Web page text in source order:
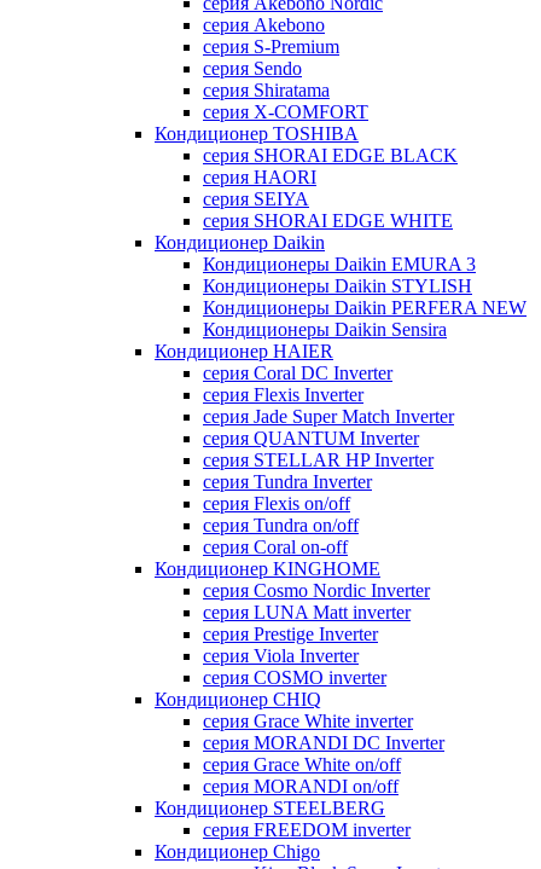
серия Akebono
серия S-Premium
серия Sendo
серия Shiratama
серия X-COMFORT
Кондиционер TOSHIBA
серия SHORAI EDGE BLACK
серия HAORI
серия SEIYA
серия SHORAI EDGE WHITE
Кондиционер Daikin
Кондиционеры Daikin EMURA 3
Кондиционеры Daikin STYLISH
Кондиционеры Daikin PERFERA NEW
Кондиционеры Daikin Sensira
Кондиционер HAIER
серия Coral DC Inverter
серия Flexis Inverter
серия Jade Super Match Inverter
серия QUANTUM Inverter
серия STELLAR HP Inverter
серия Tundra Inverter
серия Flexis on/off
серия Tundra on/off
серия Coral on-off
Кондиционер KINGHOME
серия Cosmo Nordic Inverter
серия LUNA Matt inverter
серия Prestige Inverter
серия Viola Inverter
серия COSMO inverter
Кондиционер CHIQ
серия Grace White inverter
серия MORANDI DC Inverter
серия Grace White on/off
серия MORANDI on/off
Кондиционер STEELBERG
серия FREEDOM inverter
Кондиционер Chigo